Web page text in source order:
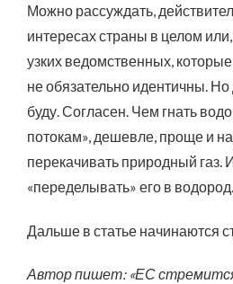
Можно рассуждать,
интересах страны в целом
узких ведомственных,
не обязательно идентичны. Но
буду. Согласен. Чем гнать
потокам», дешевле, проще и
перекачивать природный газ.
«переделывать» его в водород.
Дальше в статье начинаются
Автор пишет: «ЕС